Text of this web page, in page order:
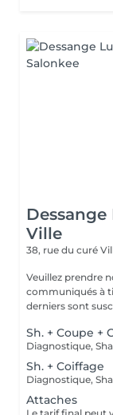
Ville
38, rue du curé
Veuillez prendre
communiqués à
derniers sont
Sh. + Coupe +
Sh. + Coiffage
Attaches